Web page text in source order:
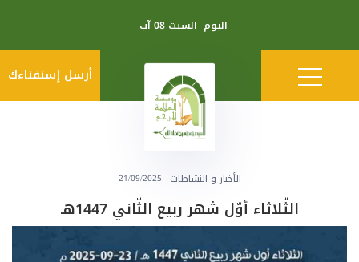
اليوم السبت 08 آب
أرسل إستفتاءك
الأخبار و النشاطات 21/09/2025
الثّلاثاء أوّل شهر ربيع الثّاني 1447هـ